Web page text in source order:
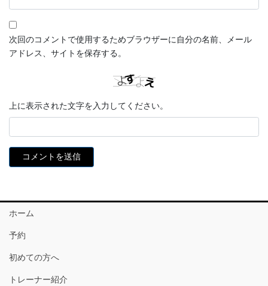
次回のコメントで使用するためブラウザーに自分の名前、メール
アドレス、サイトを保存する。
上に表示された文字を入力してください。
ホーム
予約
初めての方へ
トレーナー紹介